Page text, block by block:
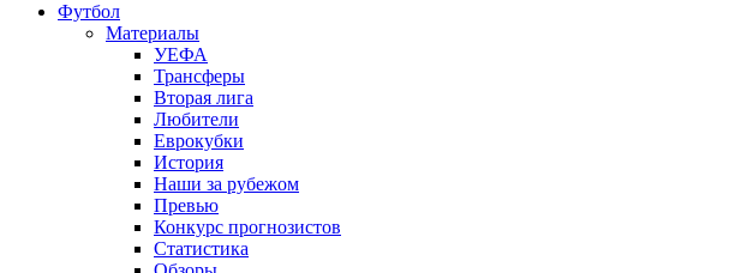
Футбол
Материалы
УЕФА
Трансферы
Вторая лига
Любители
Еврокубки
История
Наши за рубежом
Превью
Конкурс прогнозистов
Статистика